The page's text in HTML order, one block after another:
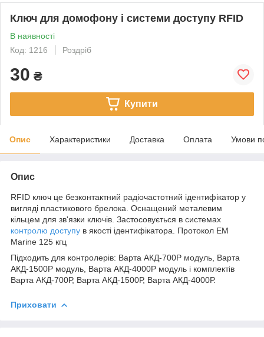
Ключ для домофону і системи доступу RFID
В наявності
Код: 1216
Роздріб
30 ₴
Купити
Опис Характеристики Доставка Оплата Умови
Опис
RFID ключ це безконтактний радіочастотний ідентифікатор у
вигляді пластикового брелока. Оснащений металевим
кільцем для зв'язки ключів. Застосовується в системах
контролю доступу в якості ідентифікатора. Протокол EM
Marine 125 кгц
Підходить для контролерів: Варта АКД-700Р модуль, Варта
АКД-1500Р модуль, Варта АКД-4000Р модуль і комплектів
Варта АКД-700Р, Варта АКД-1500Р, Варта АКД-4000Р.
Приховати